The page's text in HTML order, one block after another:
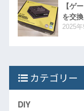
【ゲ
を交
2025年
カテゴリー
DIY